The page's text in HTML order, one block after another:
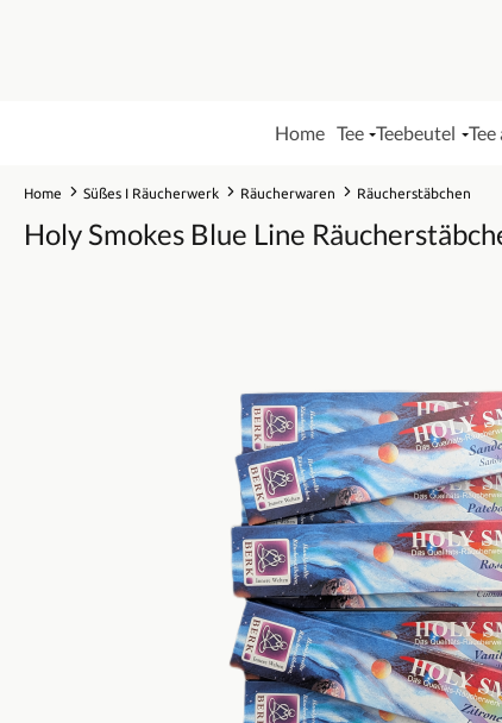
Home Tee Teebeutel
Home Süßes I Räucherwerk Räucherwaren Räucherstäbchen
Holy Smokes Blue Line